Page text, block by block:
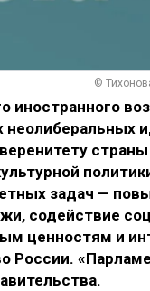
©
иностранного
задач —
содействие
ценностям и
России.